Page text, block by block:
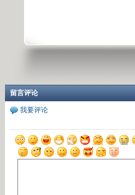
留言评论
我要评论